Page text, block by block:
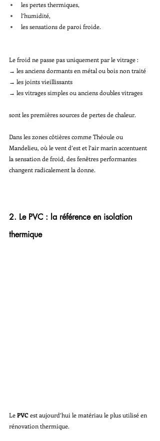
les pertes thermiques,
l’humidité,
les sensations de paroi froide.
Le froid ne passe pas uniquement par le vitrage :
→ les anciens dormants en métal ou bois non traité
→ les joints vieillissants
→ les vitrages simples ou anciens doubles vitrages
sont les premières sources de pertes de chaleur.
Dans les zones côtières comme Théoule ou
Mandelieu, où le vent d’est et l’air marin accentuent
la sensation de froid, des fenêtres performantes
changent radicalement la donne.
2. Le PVC : la référence en isolation
thermique
Le PVC est aujourd’hui le matériau le plus utilisé en
rénovation thermique.